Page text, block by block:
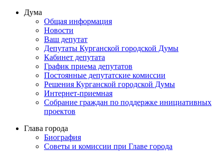
Дума
Общая информация
Новости
Ваш депутат
Депутаты Курганской городской Думы
Кабинет депутата
График приема депутатов
Постоянные депутатские комиссии
Решения Курганской городской Думы
Интернет-приемная
Собрание граждан по поддержке инициативных
проектов
Глава города
Биография
Советы и комиссии при Главе города